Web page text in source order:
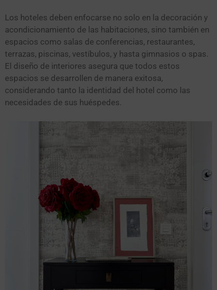
Los hoteles deben enfocarse no solo en la decoración y
acondicionamiento de las habitaciones, sino también en
espacios como salas de conferencias, restaurantes,
terrazas, piscinas, vestíbulos, y hasta gimnasios o spas.
El diseño de interiores asegura que todos estos
espacios se desarrollen de manera exitosa,
considerando tanto la identidad del hotel como las
necesidades de sus huéspedes.